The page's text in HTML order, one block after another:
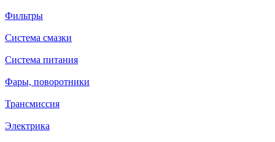
Фильтры
Система смазки
Система питания
Фары, поворотники
Трансмиссия
Электрика